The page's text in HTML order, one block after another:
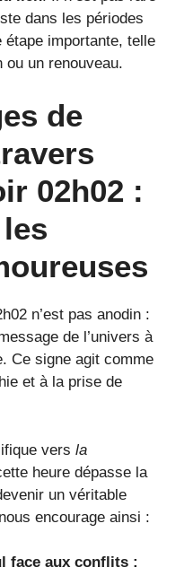
dans les périodes
importante, telle
ou un renouveau.
de
02h02 :
n’est pas anodin :
de l’univers à
Ce signe agit comme
et à la prise de
vers la
heure dépasse la
un véritable
encourage ainsi :
face aux conflits :